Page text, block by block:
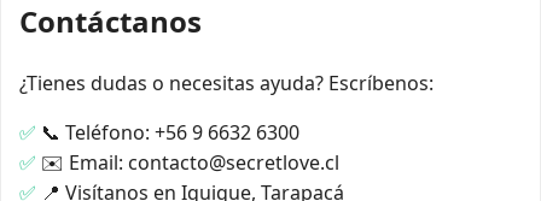
Contáctanos
¿Tienes dudas o necesitas ayuda? Escríbenos:
📞 Teléfono: +56 9 6632 6300
✉️ Email: contacto@secretlove.cl
📍 Visítanos en Iquique, Tarapacá